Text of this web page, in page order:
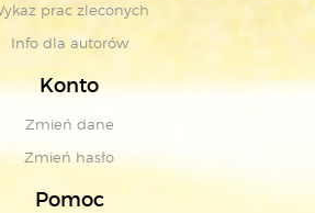
prac zleconych
Info dla autorów
Konto
Zmień dane
Zmień hasło
Pomoc